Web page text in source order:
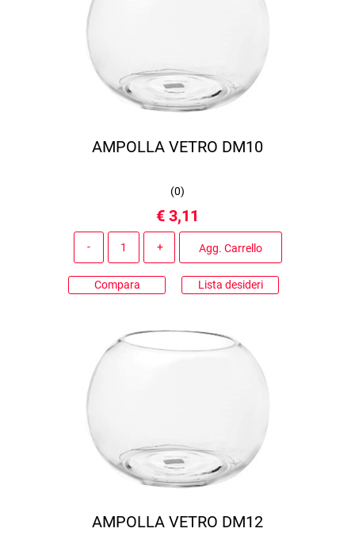
AMPOLLA VETRO DM10
(0)
€ 3,11
Agg. Carrello
Compara Lista desideri
AMPOLLA VETRO DM12